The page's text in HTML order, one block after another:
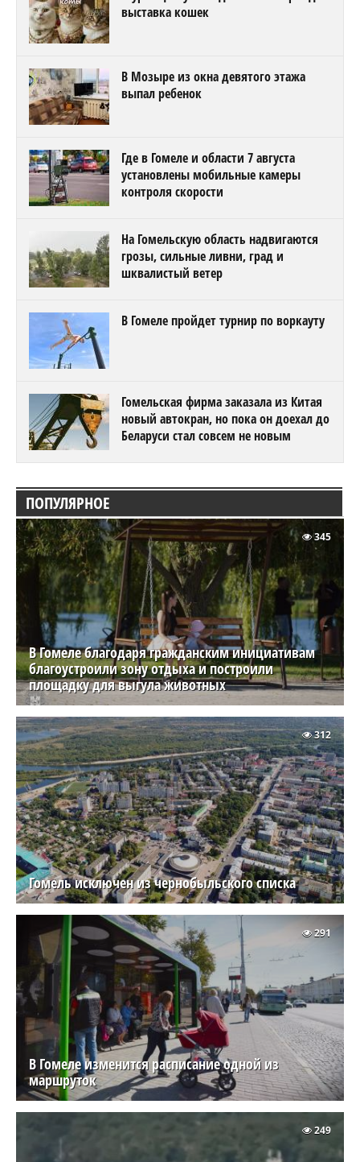
выставка кошек
В Мозыре из окна девятого этажа
выпал ребенок
Где в Гомеле и области 7 августа
установлены мобильные камеры
контроля скорости
На Гомельскую область надвигаются
грозы, сильные ливни, град и
шквалистый ветер
В Гомеле пройдет турнир по воркауту
Гомельская фирма заказала из Китая
новый автокран, но пока он доехал до
Беларуси стал совсем не новым
ПОПУЛЯРНОЕ
В Гомеле благодаря гражданским инициативам
благоустроили зону отдыха и построили
площадку для выгула животных
345
Гомель исключен из чернобыльского списка
312
В Гомеле изменится расписание одной из
маршруток
291
249